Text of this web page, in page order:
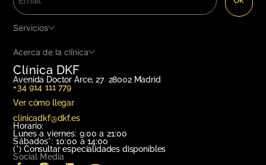
Clínica DKF
Avenida Doctor Arce, 27 28002 Madrid
+34 914 111 779
Ver cómo llegar
clinicadkf@dkf.es
Horario:
Lunes a viernes: 9:00 a 21:00
Sábados*: 10:00 a 14:00
(*) Consultar especialidades disponibles
Social Media
Servicios
Acerca de la clínica